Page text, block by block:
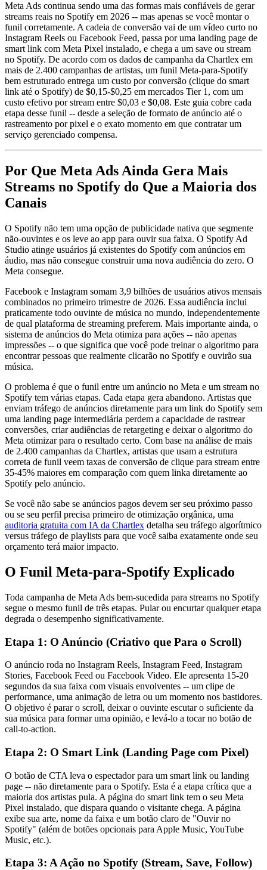
Meta Ads continua sendo uma das formas mais confiáveis de gerar
streams reais no Spotify em 2026 -- mas apenas se você montar o
funil corretamente. A cadeia de conversão vai de um vídeo curto no
Instagram Reels ou Facebook Feed, passa por uma landing page de
smart link com Meta Pixel instalado, e chega a um save ou stream
no Spotify. De acordo com os dados de campanha da Chartlex em
mais de 2.400 campanhas de artistas, um funil Meta-para-Spotify
bem estruturado entrega um custo por conversão (clique do smart
link até o Spotify) de $0,15-$0,25 em mercados Tier 1, com um
custo efetivo por stream entre $0,03 e $0,08. Este guia cobre cada
etapa desse funil -- desde a seleção de formato de anúncio até o
rastreamento por pixel e o exato momento em que contratar um
serviço gerenciado compensa.
Por Que Meta Ads Ainda Gera Mais
Streams no Spotify do Que a Maioria dos
Canais
O Spotify não tem uma opção de publicidade nativa que segmente
não-ouvintes e os leve ao app para ouvir sua faixa. O Spotify Ad
Studio atinge usuários já existentes do Spotify com anúncios em
áudio, mas não consegue construir uma nova audiência do zero. O
Meta consegue.
Facebook e Instagram somam 3,9 bilhões de usuários ativos mensais
combinados no primeiro trimestre de 2026. Essa audiência inclui
praticamente todo ouvinte de música no mundo, independentemente
de qual plataforma de streaming preferem. Mais importante ainda, o
sistema de anúncios do Meta otimiza para ações -- não apenas
impressões -- o que significa que você pode treinar o algoritmo para
encontrar pessoas que realmente clicarão no Spotify e ouvirão sua
música.
O problema é que o funil entre um anúncio no Meta e um stream no
Spotify tem várias etapas. Cada etapa gera abandono. Artistas que
enviam tráfego de anúncios diretamente para um link do Spotify sem
uma landing page intermediária perdem a capacidade de rastrear
conversões, criar audiências de retargeting e deixar o algoritmo do
Meta otimizar para o resultado certo. Com base na análise de mais
de 2.400 campanhas da Chartlex, artistas que usam a estrutura
correta de funil veem taxas de conversão de clique para stream entre
35-45% maiores em comparação com quem linka diretamente ao
Spotify pelo anúncio.
Se você não sabe se anúncios pagos devem ser seu próximo passo
ou se seu perfil precisa primeiro de otimização orgânica, uma
auditoria gratuita com IA da Chartlex detalha seu tráfego algorítmico
versus tráfego de playlists para que você saiba exatamente onde seu
orçamento terá maior impacto.
O Funil Meta-para-Spotify Explicado
Toda campanha de Meta Ads bem-sucedida para streams no Spotify
segue o mesmo funil de três etapas. Pular ou encurtar qualquer etapa
degrada o desempenho significativamente.
Etapa 1: O Anúncio (Criativo que Para o Scroll)
O anúncio roda no Instagram Reels, Instagram Feed, Instagram
Stories, Facebook Feed ou Facebook Video. Ele apresenta 15-20
segundos da sua faixa com visuais envolventes -- um clipe de
performance, uma animação de letra ou um momento nos bastidores.
O objetivo é parar o scroll, deixar o ouvinte escutar o suficiente da
sua música para formar uma opinião, e levá-lo a tocar no botão de
call-to-action.
Etapa 2: O Smart Link (Landing Page com Pixel)
O botão de CTA leva o espectador para um smart link ou landing
page -- não diretamente para o Spotify. Esta é a etapa crítica que a
maioria dos artistas pula. A página do smart link tem o seu Meta
Pixel instalado, que dispara quando o visitante chega. A página
exibe sua arte, nome da faixa e um botão claro de "Ouvir no
Spotify" (além de botões opcionais para Apple Music, YouTube
Music, etc.).
Etapa 3: A Ação no Spotify (Stream, Save, Follow)